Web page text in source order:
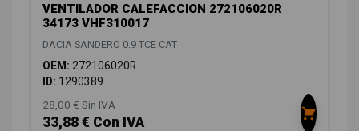
VENTILADOR CALEFACCION 272106020R
34173 VHF310017
DACIA SANDERO 0.9 TCE CAT
OEM: 272106020R
ID: 1290389
28,00 € Sin IVA
33,88 € Con IVA